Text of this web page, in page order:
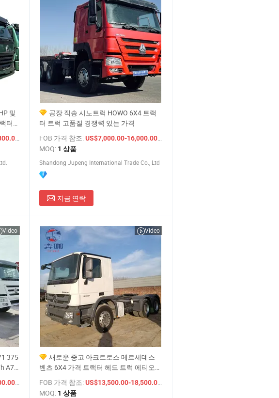
및
터
/ 상품
공장 직송 시노트럭 HOWO 6X4 트랙
터 트럭 고품질 경쟁력 있는 가격
FOB 가격 참조:US$7,000.00-16,000.00/ 상품
MOQ: 1 상품
Shandong Jupeng International Trade Co., Ltd
지금 연락
Video
375
A7
트
/ 상품
Video
새로운 중고 아크트로스 메르세데스
벤츠 6X4 가격 트랙터 헤드 트럭 에티오피
아에서
FOB 가격 참조:US$13,500.00-18,500.00 / 상품
MOQ: 1 상품